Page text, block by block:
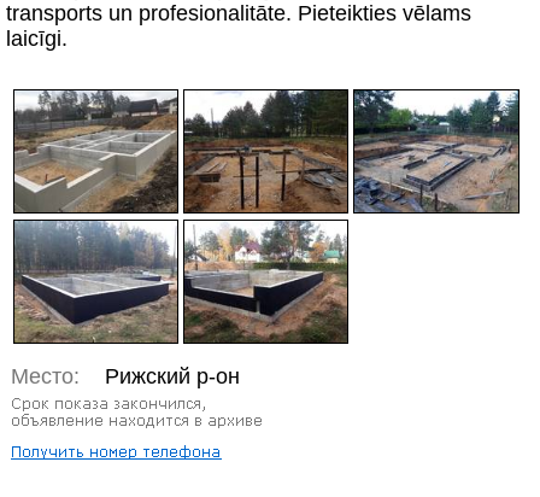
transports un profesionalitāte. Pieteikties vēlams
laicīgi.
Место: Рижский р-он